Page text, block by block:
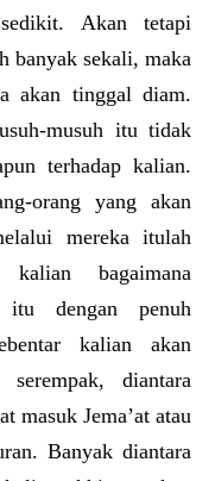
Akan tetapi
banyak sekali, maka
akan tinggal diam.
musuh itu tidak
terhadap kalian.
orang yang akan
mereka itulah
bagaimana
itu dengan penuh
kalian akan
serempak, diantara
masuk Jema’at atau
Banyak diantara